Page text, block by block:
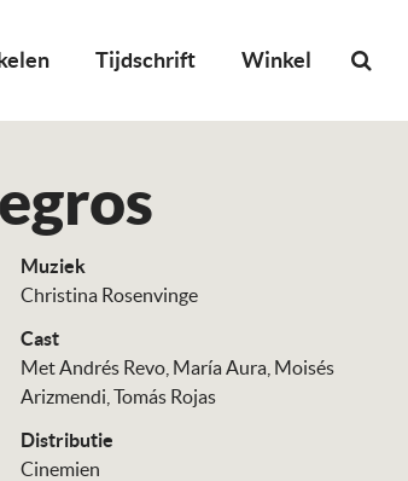
Tijdschrift Winkel
Muziek
Christina Rosenvinge
Cast
Met Andrés Revo María Aura Moisés
Arizmendi Tomás Rojas
Distributie
Cinemien